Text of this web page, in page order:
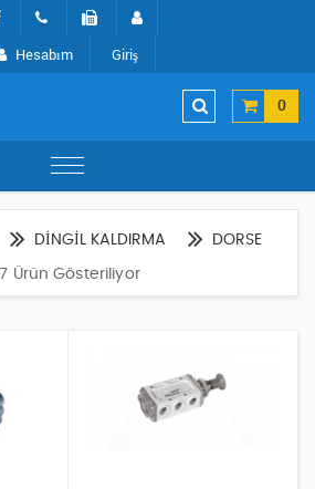
Hesabım Giriş
0
DİNGİL KALDIRMA DORSE
17 Ürün Gösteriliyor